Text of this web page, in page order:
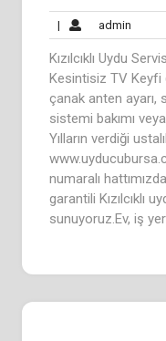
| admin
Kızılcıklı Uydu
Kesintisiz TV Keyfi
çanak anten ayarı,
sistemi bakımı
Yılların verdiği
numaralı
garantili Kızılcıklı
sunuyoruz.Ev, iş